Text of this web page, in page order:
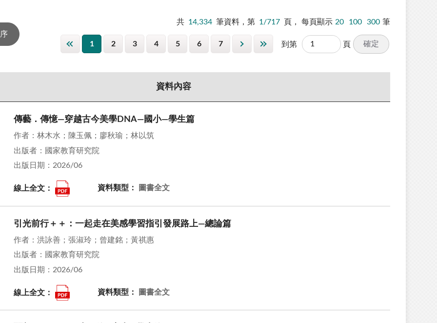
共 14,334 筆資料，第 1/717 頁， 每頁顯示 20 100 300 筆
1 2 3 4 5 6 7 到第 頁 確定
資料內容
傳藝．傳憶—穿越古今美學DNA—國小—學生篇
作者：林木水；陳玉佩；廖秋瑜；林以筑
出版者：國家教育研究院
出版日期：2026/06
線上全文： 資料類型： 圖書全文
引光前行＋＋：一起走在美感學習指引發展路上—總論篇
作者：洪詠善；張淑玲；曾建銘；黃祺惠
出版者：國家教育研究院
出版日期：2026/06
線上全文： 資料類型： 圖書全文